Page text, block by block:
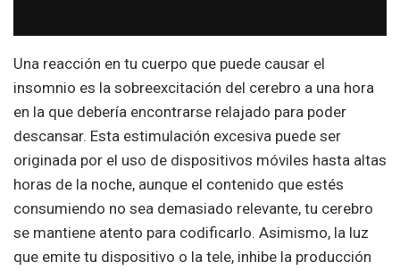
Una reacción en tu cuerpo que puede causar el
insomnio es la sobreexcitación del cerebro a una hora
en la que debería encontrarse relajado para poder
descansar. Esta estimulación excesiva puede ser
originada por el uso de dispositivos móviles hasta altas
horas de la noche, aunque el contenido que estés
consumiendo no sea demasiado relevante, tu cerebro
se mantiene atento para codificarlo. Asimismo, la luz
que emite tu dispositivo o la tele, inhibe la producción